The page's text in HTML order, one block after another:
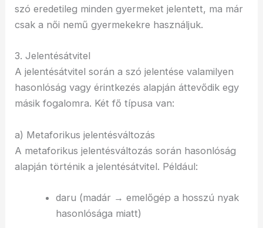
szó eredetileg minden gyermeket jelentett, ma már
csak a női nemű gyermekekre használjuk.
3. Jelentésátvitel
A jelentésátvitel során a szó jelentése valamilyen
hasonlóság vagy érintkezés alapján áttevődik egy
másik fogalomra. Két fő típusa van:
a) Metaforikus jelentésváltozás
A metaforikus jelentésváltozás során hasonlóság
alapján történik a jelentésátvitel. Például:
daru (madár → emelőgép a hosszú nyak
hasonlósága miatt)